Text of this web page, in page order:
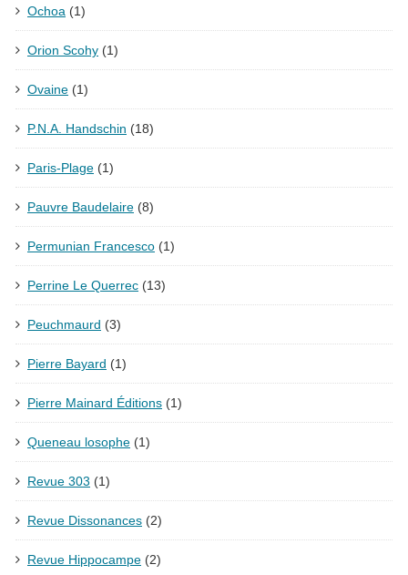
Ochoa (1)
Orion Scohy (1)
Ovaine (1)
P.N.A. Handschin (18)
Paris-Plage (1)
Pauvre Baudelaire (8)
Permunian Francesco (1)
Perrine Le Querrec (13)
Peuchmaurd (3)
Pierre Bayard (1)
Pierre Mainard Éditions (1)
Queneau losophe (1)
Revue 303 (1)
Revue Dissonances (2)
Revue Hippocampe (2)